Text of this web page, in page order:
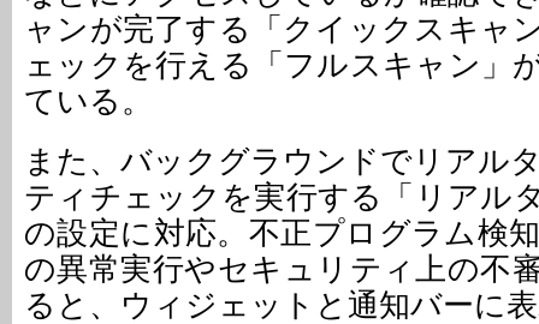
ャンが完了する「クイックスキャ
ェックを行える「フルスキャン」
ている。
また、バックグラウンドでリアル
ティチェックを実行する「リアル
の設定に対応。不正プログラム検
の異常実行やセキュリティ上の不
ると、ウィジェットと通知バーに